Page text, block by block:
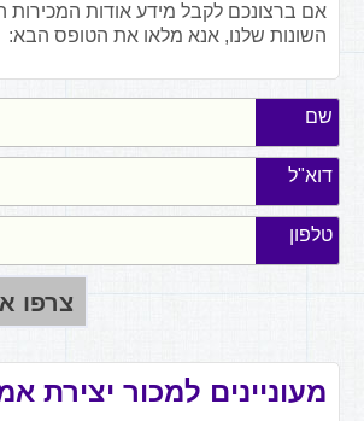
אם ברצונכם לקבל מידע אודות המכירות
השונות שלנו, אנא מלאו את הטופס הבא:
שם
דוא"ל
טלפון
מעוניינים למכור יצירת